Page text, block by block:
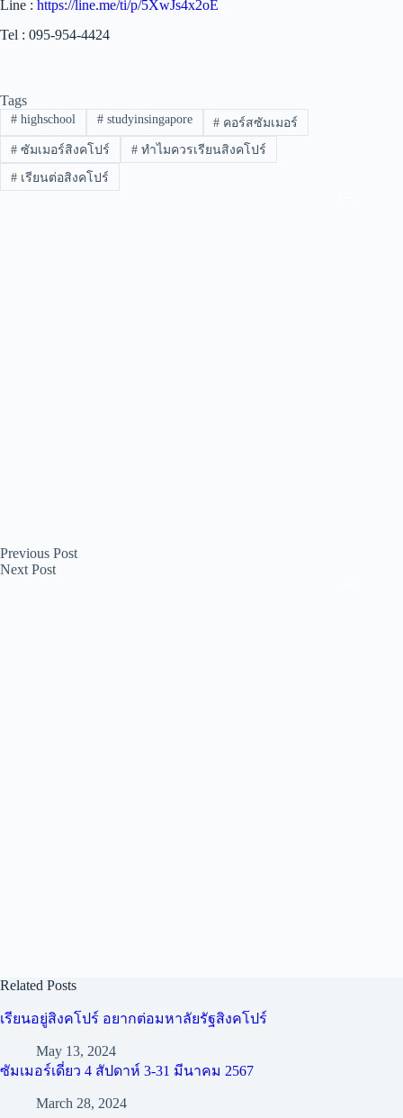
‍‍‍‍‍‍‍‍‍‍‍‍‍‍‍‍‍‍‍‍Line : https://line.me/ti/p/5XwJs4x2oE
Tel : 095-954-4424
Tags
#highschool #studyinsingapore # คอร์สซัมเมอร์
#ซัมเมอร์สิงคโปร์ #ทำไมควรเรียนสิงคโปร์
#เรียนต่อสิงคโปร์
Previous Post
Next Post
Related Posts
เรียนอยู่สิงคโปร์ อยากต่อมหาลัยรัฐสิงคโปร์
May 13, 2024
ซัมเมอร์เดี่ยว 4 สัปดาห์ 3-31 มีนาคม 2567
March 28, 2024